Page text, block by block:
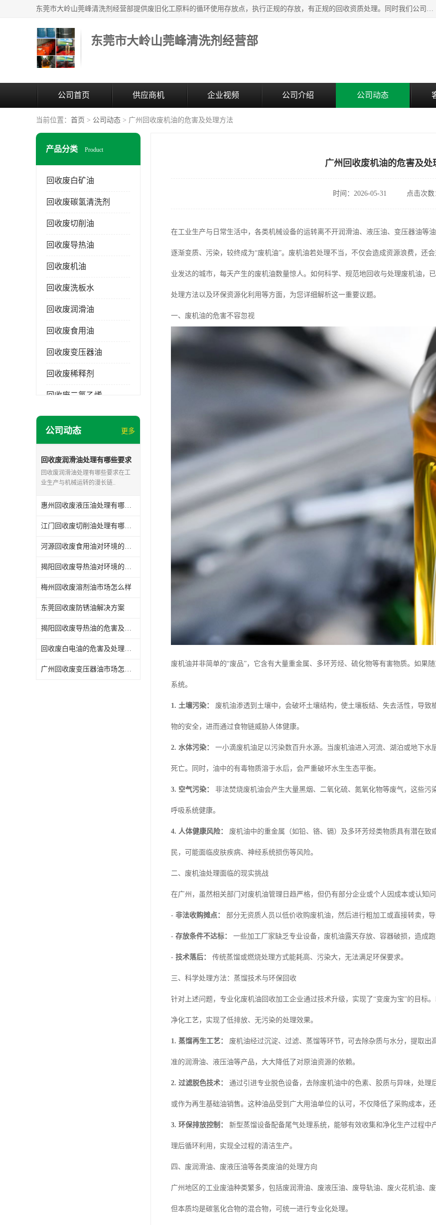
东莞市大岭山莞峰清洗剂经营部提供废旧化工原料的循环使用存放点，执行正规的存放，有正规的回收资质处理。同时我们公司批发零售回收级清洗剂，废液压油、废变压油、废清洗剂、脱模油、再生基础油，质量保证。
东莞市大岭山莞峰清洗剂经营部
公司首页 供应商机 企业视频 公司介绍 公司动态
当前位置： 首页 > 公司动态 > 广州回收废机油的危害及处理方法
产品分类 Product
回收废白矿油
回收废碳氢清洗剂
回收废切削油
回收废导热油
回收废机油
回收废洗板水
回收废润滑油
回收废食用油
回收废变压器油
回收废稀释剂
回收废二氯乙烯
回收废清洗剂
回收废三氯乙烯
回收废清洗液
回收废防锈油
回收废火花机油
回收废齿轮油
回收废液压油
回收废溶剂油
回收废四氯乙烯
回收废白电油
废碳氢清洗剂回收
公司动态 更多
回收废润滑油处理有哪些要求
回收废润滑油处理有哪些要求在工
业生产与机械运转的漫长链..
惠州回收废液压油处理有哪些要求
江门回收废切削油处理有哪些要求
河源回收废食用油对环境的保护意义
揭阳回收废导热油对环境的保护意义
梅州回收废溶剂油市场怎么样
东莞回收废防锈油解决方案
揭阳回收废导热油的危害及处理方法
回收废白电油的危害及处理方法
广州回收废变压器油市场怎么样
广州回收废机油的危害及处
时间：2026-05-31 点击次数
在工业生产与日常生活中，各类机械设备的运转离不开润滑油、液压油、变压器油等
逐渐变质、污染，较终成为“废机油”。废机油若处理不当，不仅会造成资源浪费，还
业发达的城市，每天产生的废机油数量惊人。如何科学、规范地回收与处理废机油，
处理方法以及环保资源化利用等方面，为您详细解析这一重要议题。
一、废机油的危害不容忽视
废机油并非简单的“废品”，它含有大量重金属、多环芳烃、硫化物等有害物质。如果
系统。
1. 土壤污染： 废机油渗透到土壤中，会破坏土壤结构，使土壤板结、失去活性，导
物的安全，进而通过食物链威胁人体健康。
2. 水体污染： 一小滴废机油足以污染数百升水源。当废机油进入河流、湖泊或地下
死亡。同时，油中的有毒物质溶于水后，会严重破坏水生生态平衡。
3. 空气污染： 非法焚烧废机油会产生大量黑烟、二氧化硫、氮氧化物等废气，这些
呼吸系统健康。
4. 人体健康风险： 废机油中的重金属（如铅、铬、镉）及多环芳烃类物质具有潜在
民，可能面临皮肤疾病、神经系统损伤等风险。
二、废机油处理面临的现实挑战
在广州，虽然相关部门对废机油管理日趋严格，但仍有部分企业或个人因成本或认知
- 非法收购摊点： 部分无资质人员以低价收购废机油，然后进行粗加工或直接转卖，
- 存放条件不达标： 一些加工厂家缺乏专业设备，废机油露天存放、容器破损，造成跑
- 技术落后： 传统蒸馏或燃烧处理方式能耗高、污染大，无法满足环保要求。
三、科学处理方法：蒸馏技术与环保回收
针对上述问题，专业化废机油回收加工企业通过技术升级，实现了“变废为宝”的目标
净化工艺，实现了低排放、无污染的处理效果。
1. 蒸馏再生工艺： 废机油经过沉淀、过滤、蒸馏等环节，可去除杂质与水分，提取
准的润滑油、液压油等产品，大大降低了对原油资源的依赖。
2. 过滤脱色技术： 通过引进专业脱色设备，去除废机油中的色素、胶质与异味，处理
或作为再生基础油销售。这种油品受到广大用油单位的认可，不仅降低了采购成本，还
3. 环保排放控制： 新型蒸馏设备配备尾气处理系统，能够有效收集和净化生产过程
理后循环利用，实现全过程的清洁生产。
四、废润滑油、废液压油等各类废油的处理方向
广州地区的工业废油种类繁多，包括废润滑油、废液压油、废导轨油、废火花机油、
但本质均是碳氢化合物的混合物，可统一进行专业化处理。